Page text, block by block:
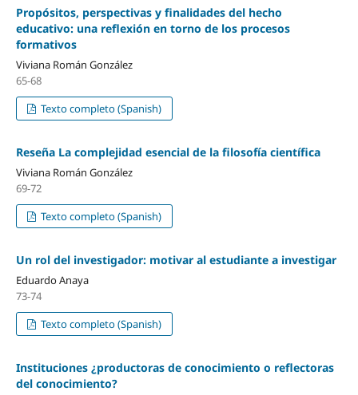
Propósitos, perspectivas y finalidades del hecho
educativo: una reflexión en torno de los procesos
formativos
Viviana Román González
65-68
Texto completo (Spanish)
Reseña La complejidad esencial de la filosofía científica
Viviana Román González
69-72
Texto completo (Spanish)
Un rol del investigador: motivar al estudiante a investigar
Eduardo Anaya
73-74
Texto completo (Spanish)
Instituciones ¿productoras de conocimiento o reflectoras
del conocimiento?